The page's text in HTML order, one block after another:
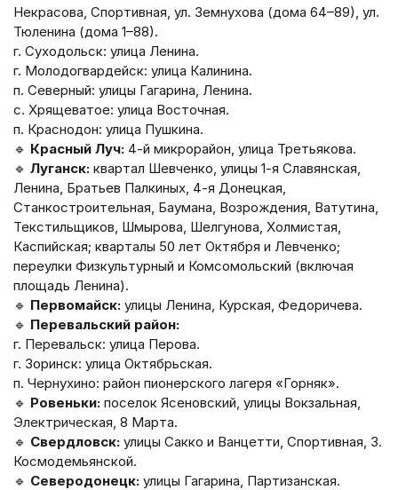
Некрасова, Спортивная, ул. Земнухова (дома 64–89), ул.
Тюленина (дома 1–88).
г. Суходольск: улица Ленина.
г. Молодогвардейск: улица Калинина.
п. Северный: улицы Гагарина, Ленина.
с. Хрящеватое: улица Восточная.
п. Краснодон: улица Пушкина.
🔹 Красный Луч: 4-й микрорайон, улица Третьякова.
🔹 Луганск: квартал Шевченко, улицы 1-я Славянская,
Ленина, Братьев Палкиных, 4-я Донецкая,
Станкостроительная, Баумана, Возрождения, Ватутина,
Текстильщиков, Шмырова, Шелгунова, Холмистая,
Каспийская; кварталы 50 лет Октября и Левченко;
переулки Физкультурный и Комсомольский (включая
площадь Ленина).
🔹 Первомайск: улицы Ленина, Курская, Федоричева.
🔹 Перевальский район:
г. Перевальск: улица Перова.
г. Зоринск: улица Октябрьская.
п. Чернухино: район пионерского лагеря «Горняк».
🔹 Ровеньки: поселок Ясеновский, улицы Вокзальная,
Электрическая, 8 Марта.
🔹 Свердловск: улицы Сакко и Ванцетти, Спортивная, З.
Космодемьянской.
🔹 Северодонецк: улицы Гагарина, Партизанская.